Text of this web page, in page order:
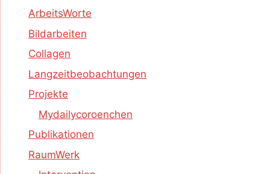
ArbeitsWorte
Bildarbeiten
Collagen
Langzeitbeobachtungen
Projekte
Mydailycoroenchen
Publikationen
RaumWerk